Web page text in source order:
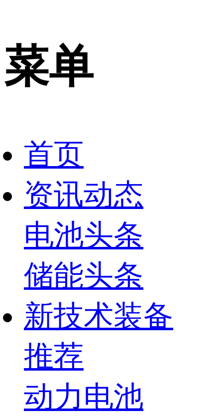
菜单
首页
资讯动态
电池头条
储能头条
新技术装备
推荐
动力电池